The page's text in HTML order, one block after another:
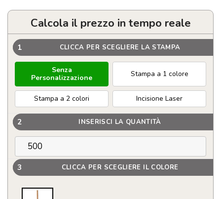
Calcola il prezzo in tempo reale
1 CLICCA PER SCEGLIERE LA STAMPA
Senza
Personalizzazione
Stampa a 1 colore
Stampa a 2 colori Incisione Laser
2 INSERISCI LA QUANTITÀ
3 CLICCA PER SCEGLIERE IL COLORE